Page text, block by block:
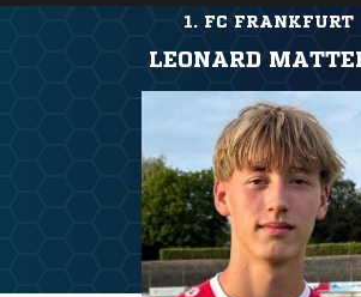
1. FC FRANKFURT
LEONARD